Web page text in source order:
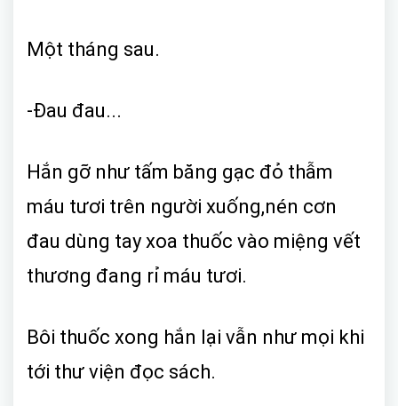
Một tháng sau.
-Đau đau...
Hắn gỡ như tấm băng gạc đỏ thẫm
máu tươi trên người xuống,nén cơn
đau dùng tay xoa thuốc vào miệng vết
thương đang rỉ máu tươi.
Bôi thuốc xong hắn lại vẫn như mọi khi
tới thư viện đọc sách.